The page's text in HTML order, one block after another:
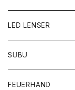
LED LENSER
SUBU
FEUERHAND